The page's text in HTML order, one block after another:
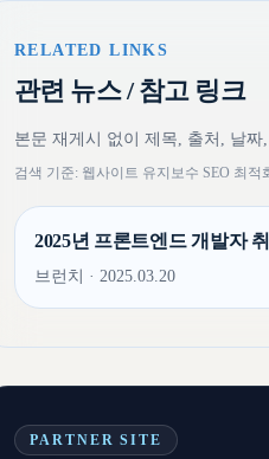
RELATED LINKS
관련 뉴스 / 참고 링크
본문 재게시 없이 제목, 출처, 날
검색 기준: 웹사이트 유지보수 SEO 최적
2025년 프론트엔드 개발자
브런치 · 2025.03.20
PARTNER SITE